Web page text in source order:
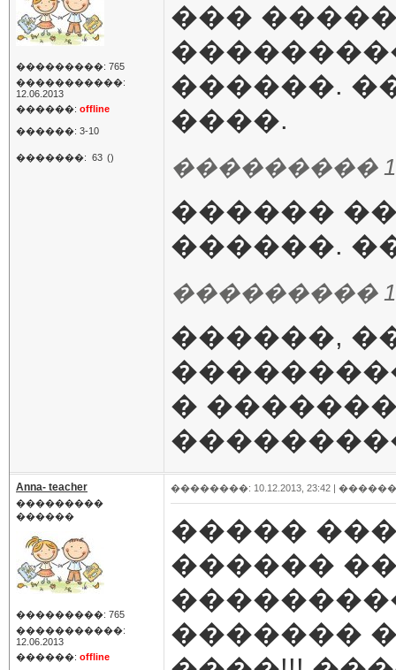
���������: 765
�����������:
12.06.2013
������: offline
������: 3-10
�������: 63 ()
���
������.
����.
���������
������ ��
������.
���������
������,
�
Anna- teacher
���������
������
���������: 765
�����������:
12.06.2013
������: offline
��������: 10.12.2013, 23:42 |
�����
������
�������